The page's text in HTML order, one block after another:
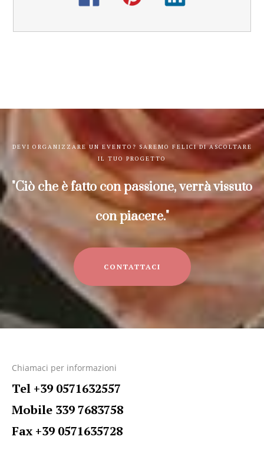
"Ciò che è fatto con passione, verrà vissuto
con piacere."
DEVI ORGANIZZARE UN EVENTO? SAREMO FELICI DI ASCOLTARE
IL TUO PROGETTO
CONTATTACI
Chiamaci per informazioni
Tel +39 0571632557
Mobile 339 7683758
Fax +39 0571635728